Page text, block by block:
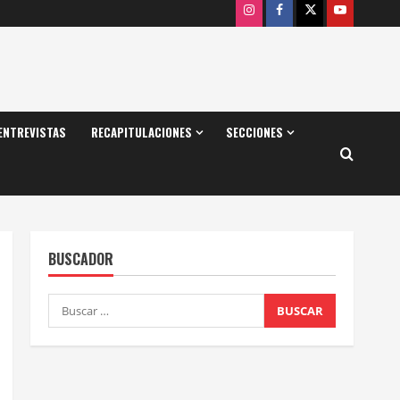
InstagramFacebook
X Youtube
RECAPITULACIONES SECCIONES
BUSCADOR
Buscar: